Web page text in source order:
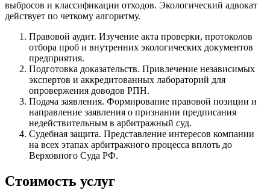
выбросов и классификации отходов. Экологический адвокат
действует по четкому алгоритму.
Правовой аудит. Изучение акта проверки, протоколов
отбора проб и внутренних экологических документов
предприятия.
Подготовка доказательств. Привлечение независимых
экспертов и аккредитованных лабораторий для
опровержения доводов РПН.
Подача заявления. Формирование правовой позиции и
направление заявления о признании предписания
недействительным в арбитражный суд.
Судебная защита. Представление интересов компании
на всех этапах арбитражного процесса вплоть до
Верховного Суда РФ.
Стоимость услуг